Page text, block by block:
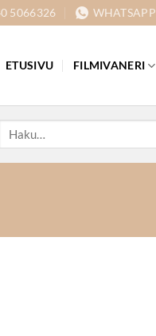
5066326 WHATSAPP
ETUSIVU FILMIVANERI